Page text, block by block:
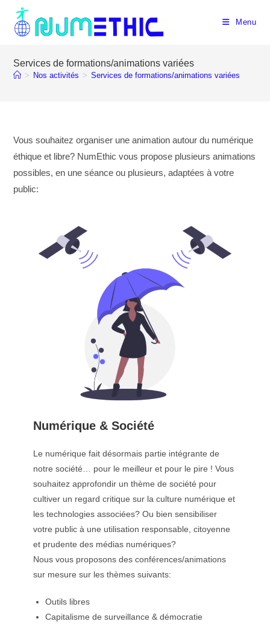
content
Menu
Services de formations/animations variées
> Nos activités > Services de formations/animations variées
Vous souhaitez organiser une animation autour du numérique
éthique et libre? NumEthic vous propose plusieurs animations
possibles, en une séance ou plusieurs, adaptées à votre
public:
Numérique & Société
Le numérique fait désormais partie intégrante de
notre société… pour le meilleur et pour le pire ! Vous
souhaitez approfondir un thème de société pour
cultiver un regard critique sur la culture numérique et
les technologies associées? Ou bien sensibiliser
votre public à une utilisation responsable, citoyenne
et prudente des médias numériques?
Nous vous proposons des conférences/animations
sur mesure sur les thèmes suivants:
Outils libres
Capitalisme de surveillance & démocratie